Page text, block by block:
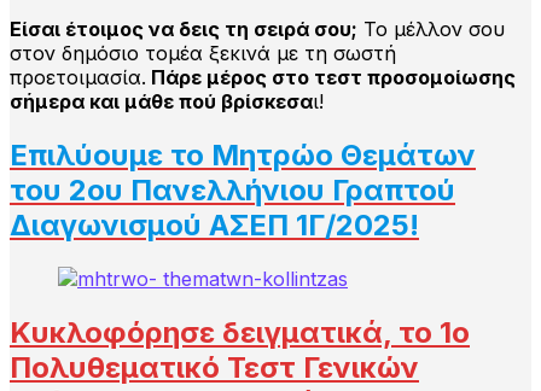
Είσαι έτοιμος να δεις τη σειρά σου; Το μέλλον σου
στον δημόσιο τομέα ξεκινά με τη σωστή
προετοιμασία. Πάρε μέρος στο τεστ προσομοίωσης
σήμερα και μάθε πού βρίσκεσαι!
Επιλύουμε το Μητρώο Θεμάτων
του 2ου Πανελλήνιου Γραπτού
Διαγωνισμού ΑΣΕΠ 1Γ/2025!
Κυκλοφόρησε δειγματικά, το 1ο
Πολυθεματικό Τεστ Γενικών